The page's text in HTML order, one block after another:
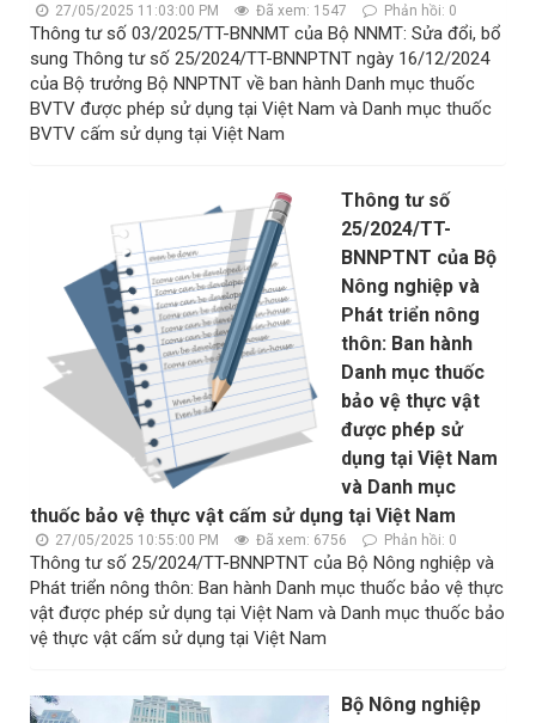
27/05/2025 11:03:00 PM Đã xem: 1547 Phản hồi: 0
Thông tư số 03/2025/TT-BNNMT của Bộ NNMT: Sửa đổi, bổ
sung Thông tư số 25/2024/TT-BNNPTNT ngày 16/12/2024
của Bộ trưởng Bộ NNPTNT về ban hành Danh mục thuốc
BVTV được phép sử dụng tại Việt Nam và Danh mục thuốc
BVTV cấm sử dụng tại Việt Nam
Thông tư số
25/2024/TT-
BNNPTNT của Bộ
Nông nghiệp và
Phát triển nông
thôn: Ban hành
Danh mục thuốc
bảo vệ thực vật
được phép sử
dụng tại Việt Nam
và Danh mục
thuốc bảo vệ thực vật cấm sử dụng tại Việt Nam
27/05/2025 10:55:00 PM Đã xem: 6756 Phản hồi: 0
Thông tư số 25/2024/TT-BNNPTNT của Bộ Nông nghiệp và
Phát triển nông thôn: Ban hành Danh mục thuốc bảo vệ thực
vật được phép sử dụng tại Việt Nam và Danh mục thuốc bảo
vệ thực vật cấm sử dụng tại Việt Nam
Bộ Nông nghiệp